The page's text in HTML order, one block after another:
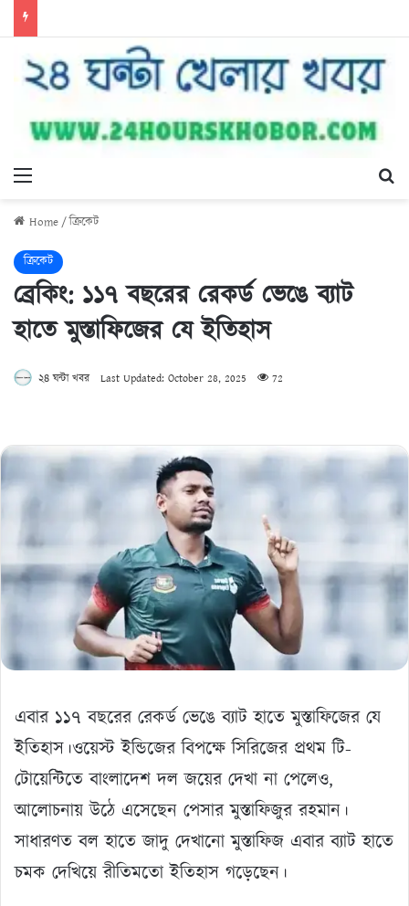
Menu
Home/ক্রিকেট
ক্রিকেট
ব্রেকিং: ১১৭ বছরের রেকর্ড ভেঙে ব্যাট
হাতে মুস্তাফিজের যে ইতিহাস
২৪ ঘন্টা খবর Last Updated: October 28, 2025 72
এবার ১১৭ বছরের রেকর্ড ভেঙে ব্যাট হাতে মুস্তাফিজের যে
ইতিহাস।ওয়েস্ট ইন্ডিজের বিপক্ষে সিরিজের প্রথম টি-
টোয়েন্টিতে বাংলাদেশ দল জয়ের দেখা না পেলেও,
আলোচনায় উঠে এসেছেন পেসার মুস্তাফিজুর রহমান।
সাধারণত বল হাতে জাদু দেখানো মুস্তাফিজ এবার ব্যাট হাতে
চমক দেখিয়ে রীতিমতো ইতিহাস গড়েছেন।